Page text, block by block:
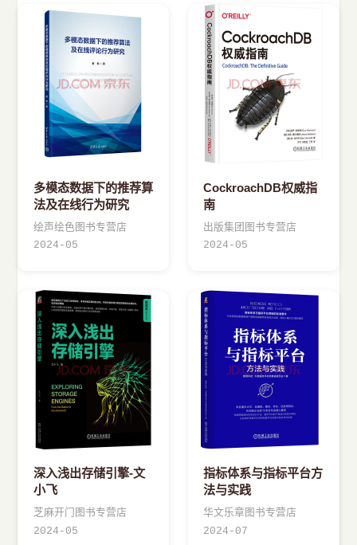
多模态数据下的推荐算
法及在线行为研究
绘声绘色图书专营店
2024-05
CockroachDB权威指
南
出版集团图书专营店
2024-05
深入浅出存储引擎-文
小飞
芝麻开门图书专营店
2024-05
指标体系与指标平台方
法与实践
华文乐章图书专营店
2024-07